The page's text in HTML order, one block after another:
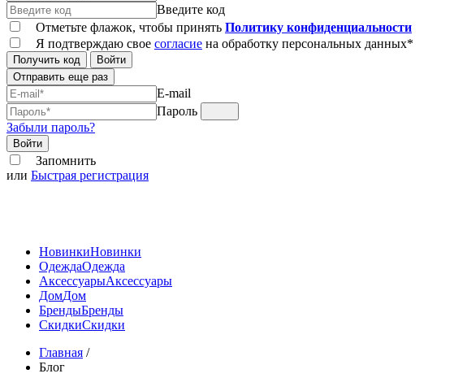
Введите код
Отметьте флажок, чтобы принять Политику конфиденциальности
Я подтверждаю свое согласие на обработку персональных данных*
Получить код
Войти
Отправить еще раз
E-mail
Пароль
Забыли пароль?
Войти
Запомнить
или Быстрая регистрация
НовинкиНовинки
ОдеждаОдежда
АксессуарыАксессуары
ДомДом
БрендыБренды
СкидкиСкидки
Главная /
Блог